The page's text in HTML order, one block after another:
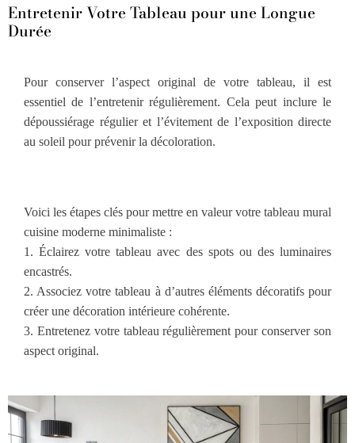
Entretenir Votre Tableau pour une Longue
Durée
Pour conserver l’aspect original de votre tableau, il est
essentiel de l’entretenir régulièrement. Cela peut inclure le
dépoussiérage régulier et l’évitement de l’exposition directe
au soleil pour prévenir la décoloration.
Voici les étapes clés pour mettre en valeur votre tableau mural
cuisine moderne minimaliste :
1. Éclairez votre tableau avec des spots ou des luminaires
encastrés.
2. Associez votre tableau à d’autres éléments décoratifs pour
créer une décoration intérieure cohérente.
3. Entretenez votre tableau régulièrement pour conserver son
aspect original.